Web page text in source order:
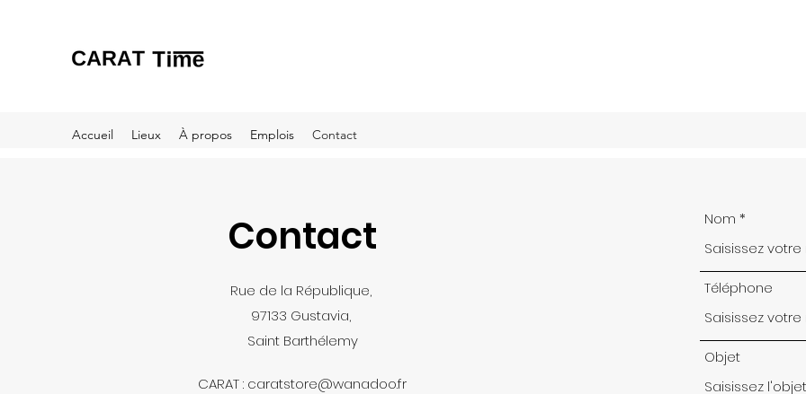
Accueil Lieux À propos Emplois Contact
Contact
Rue de la République,
97133 Gustavia,
Saint Barthélemy
CARAT : caratstore@wanadoo.fr
Nom
Téléphone
Objet